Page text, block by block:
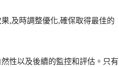
,及時調整優化,確保取得最佳的
性以及後續的監控和評估。只有